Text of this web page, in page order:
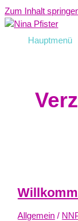
Zum Inhalt
Hauptmenü
Allgemein /